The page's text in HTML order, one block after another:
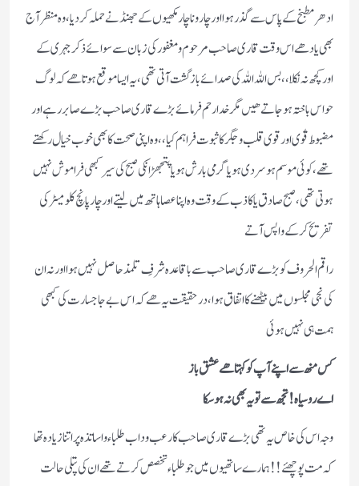
ادھر مطبخ کے پاس سے گذر ہوا اور چار و ناچار مکھیوں کے جھنڈ نے حملہ کر دیا ، وہ منظر آج
بھی یاد ھے اس وقت قاری صاحب مرحوم و مغفور کی زبان سے سوائے ذکر جہری کے
اور کچھ نہ نکلا ،، بس اللہ اللہ کی صدائے باز گشت آتی تھی ، یہ ایسا موقع ہوتا ھے کہ لوگ
حواس باختہ ہو جاتے ھیں مگر خدا رحم فرمائے بڑے قاری صاحب بڑے صابر رہے اور
مضبوط قوٰی اور قوی قلب و جگر کا ثبوت فراہم کیا ،، وہ اپنی صحت کا بھی خوب خیال رکھتے
تھے ، کوئی موسم ہو سردی ہو یا گرمی بارش ہو یا پتجھڑ انکی صبح کی سیر کبھی فراموش نہیں
ہوتی تھی ، صبح صادق یا کاذب کے وقت وہ اپنا عصا ہاتھ میں لیتے اور چار پانچ کلو میٹر کی
تفریح کر کے واپس آتے
راقم الحروف کو بڑے قاری صاحب سے باقاعدہ شرفِ تلمذ حاصل نہیں ہوا اور نہ ان
کی نجی مجلسوں میں بیٹھنے کا اتفاق ہوا ، در حقیقت یہ ھے کہ اس بے جا جسارت کی کبھی
ہمت ہی نہیں ہوئی
کس منھ سے اپنے آپ کو کہتا ھے عشق باز
اے روسیاہ! تجھ سے تو یہ بھی نہ ہو سکا
وجہ اس کی خاص یہ تھی بڑے قاری صاحب کا رعب و داب طلباء و اساتذہ پر اتنا زیادہ تھا
کہ مت پوچھئے!! ہمارے ساتھیوں میں جو طلباء تخصص کرتے تھے ان کی پتلی حالت